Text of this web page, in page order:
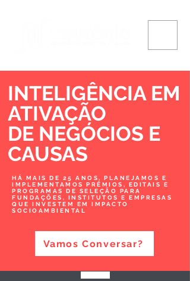
INTELIGÊNCIA EM
ATIVAÇÃO
DE NEGÓCIOS E
CAUSAS
HÁ MAIS DE 25 ANOS, PLANEJAMOS E
IMPLEMENTAMOS PRÊMIOS, EDITAIS E
PROGRAMAS DE SELEÇÃO PARA
FUNDAÇÕES, INSTITUTOS E EMPRESAS
QUE INVESTEM EM IMPACTO
SOCIOAMBIENTAL
Vamos Conversar?